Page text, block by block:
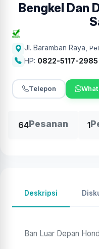
Bengkel Dan
Jl. Baramban Raya
HP: 0822-5117-2985
Telepon
64Pesanan 1
Deskripsi
Ban Luar Depan